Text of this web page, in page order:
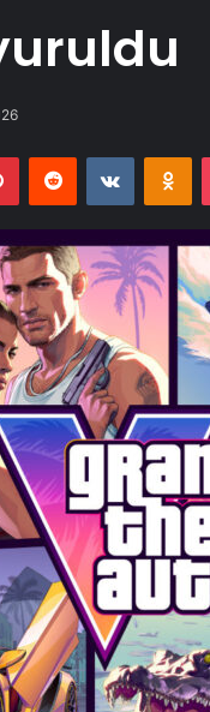
PinterestReddit VKontakte